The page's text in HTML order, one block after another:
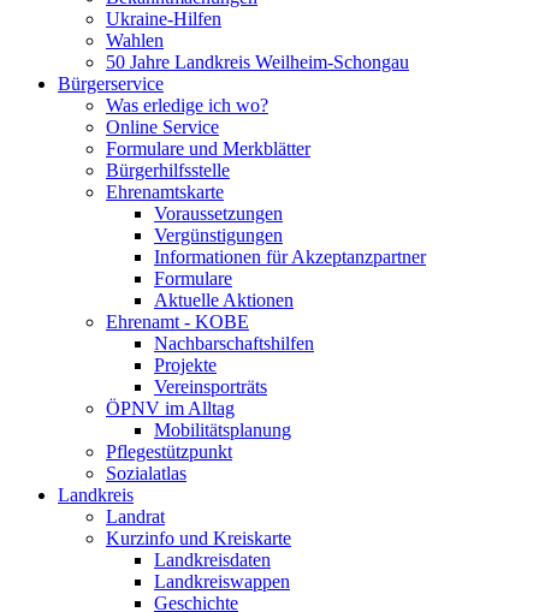
Ukraine-Hilfen
Wahlen
50 Jahre Landkreis Weilheim-Schongau
Bürgerservice
Was erledige ich wo?
Online Service
Formulare und Merkblätter
Bürgerhilfsstelle
Ehrenamtskarte
Voraussetzungen
Vergünstigungen
Informationen für Akzeptanzpartner
Formulare
Aktuelle Aktionen
Ehrenamt - KOBE
Nachbarschaftshilfen
Projekte
Vereinsporträts
ÖPNV im Alltag
Mobilitätsplanung
Pflegestützpunkt
Sozialatlas
Landkreis
Landrat
Kurzinfo und Kreiskarte
Landkreisdaten
Landkreiswappen
Geschichte